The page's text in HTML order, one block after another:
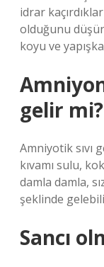
idrar
olduğunu
koyu ve
gelir mi?
Amniyotik sıvı
kıvamı sulu,
damla damla,
şeklinde
Sancı